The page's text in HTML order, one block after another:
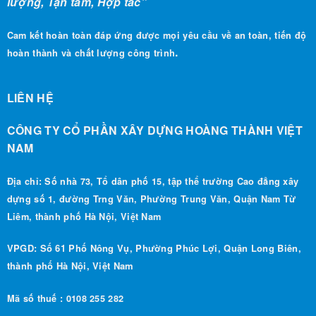
hoàn thành và chất lượng công trình.
CÔNG TY CỔ PHẦN XÂY DỰNG HOÀNG THÀNH VIỆT
NAM
dựng số 1, đường Trng Văn, Phường Trung Văn, Quận Nam Từ
Liêm, thành phố Hà Nội, Việt Nam
thành phố Hà Nội, Việt Nam